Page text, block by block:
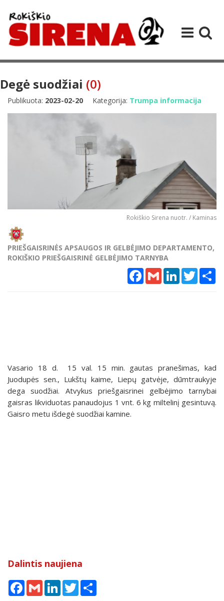
Degė suodžiai (0)
Publikuota: 2023-02-20 Kategorija: Trumpa informacija
Rokiškio Sirena nuotr. / Kaminas
PRIEŠGAISRINĖS APSAUGOS IR GELBĖJIMO DEPARTAMENTO,
ROKIŠKIO PRIEŠGAISRINĖ GELBĖJIMO TARNYBA
Facebook
Gmail LinkedInTwitter
Vasario 18 d. 15 val. 15 min. gautas pranešimas, kad
Juodupės sen., Lukštų kaime, Liepų gatvėje, dūmtraukyje
dega suodžiai. Atvykus priešgaisrinei gelbėjimo tarnybai
gaisras likviduotas panaudojus 1 vnt. 6 kg miltelinį gesintuvą.
Gaisro metu išdegė suodžiai kamine.
Dalintis naujiena
Facebook
Gmail LinkedInTwitter